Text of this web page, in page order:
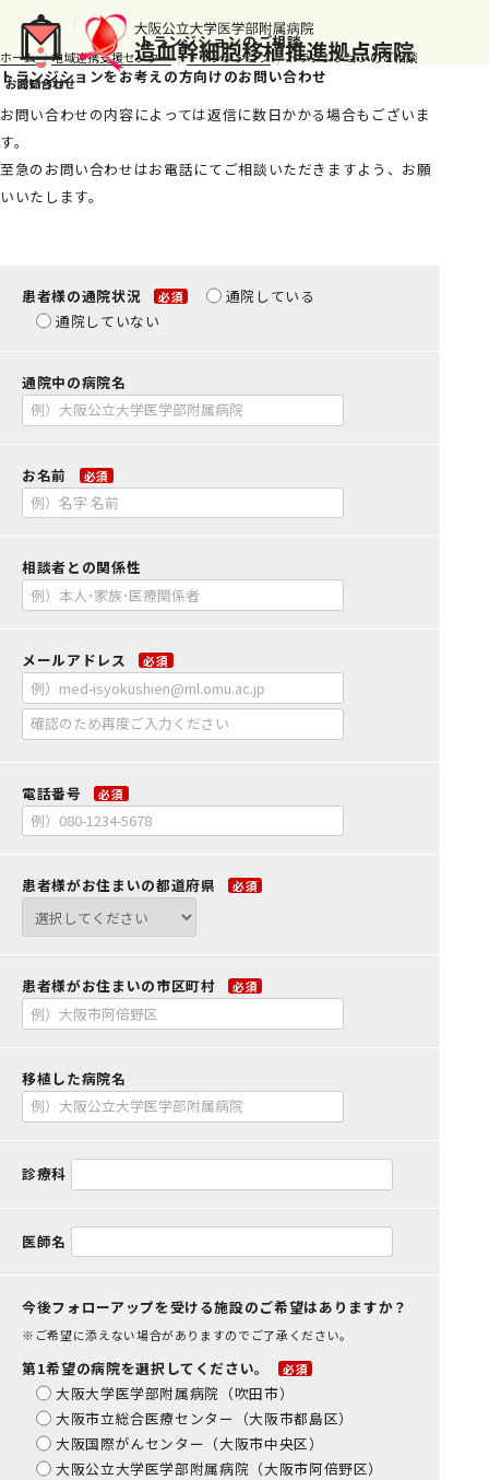
トランジションのご相談
ホーム 地域連携支援センター トランジション トランジションのご相談
トランジションをお考えの方向けのお問い合わせ
お問い合わせの内容によっては返信に数日かかる場合もございま
す。
至急のお問い合わせはお電話にてご相談いただきますよう、お願
いいたします。
患者様の通院状況 必須
通院している
通院していない
通院中の病院名
お名前 必須
相談者との関係性
メールアドレス 必須
電話番号 必須
患者様がお住まいの都道府県 必須
患者様がお住まいの市区町村 必須
移植した病院名
診療科
医師名
今後フォローアップを受ける施設のご希望はありますか？
※ご希望に添えない場合がありますのでご了承ください。
第1希望の病院を選択してください。 必須
大阪大学医学部附属病院（吹田市）
大阪市立総合医療センター（大阪市都島区）
大阪国際がんセンター（大阪市中央区）
大阪公立大学医学部附属病院（大阪市阿倍野区）